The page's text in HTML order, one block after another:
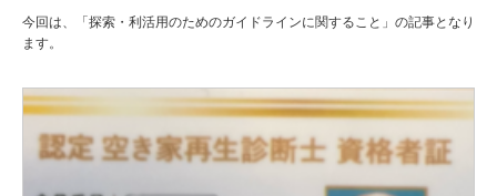
今回は、「探索・利活用のためのガイドラインに関すること」の記事となり
ます。